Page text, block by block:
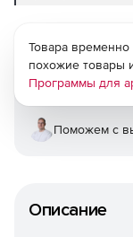
Описание
Товара
похожие товары
Программы для
Поможем с